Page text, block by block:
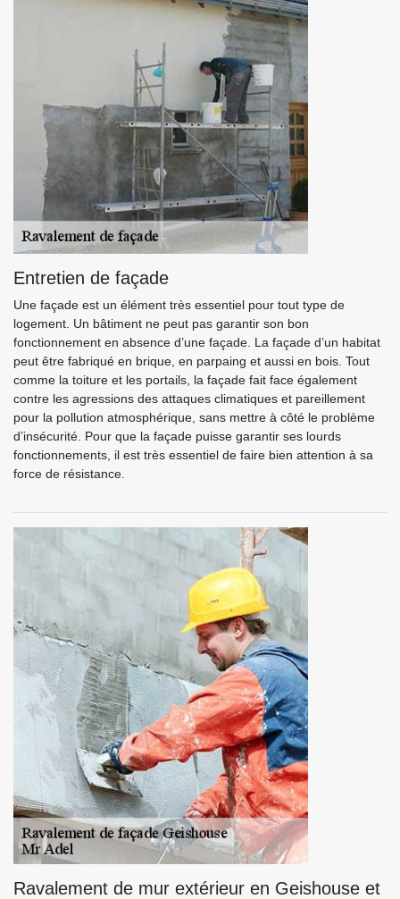
Entretien de façade
Une façade est un élément très essentiel pour tout type de
logement. Un bâtiment ne peut pas garantir son bon
fonctionnement en absence d’une façade. La façade d’un habitat
peut être fabriqué en brique, en parpaing et aussi en bois. Tout
comme la toiture et les portails, la façade fait face également
contre les agressions des attaques climatiques et pareillement
pour la pollution atmosphérique, sans mettre à côté le problème
d’insécurité. Pour que la façade puisse garantir ses lourds
fonctionnements, il est très essentiel de faire bien attention à sa
force de résistance.
Ravalement de mur extérieur en Geishouse et